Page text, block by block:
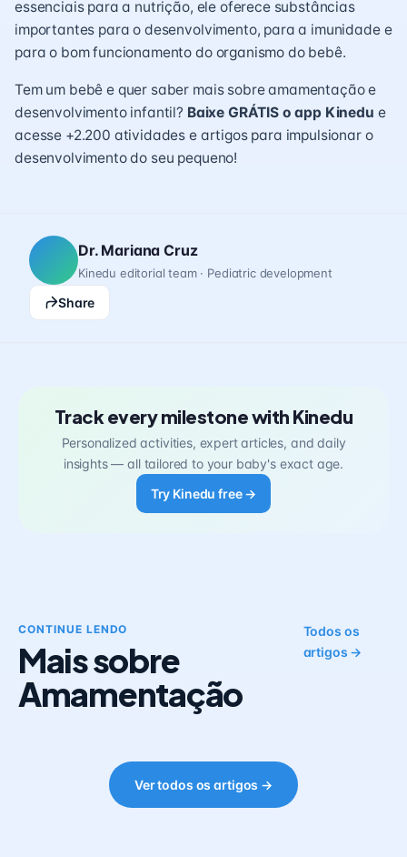
essenciais para a nutrição, ele oferece substâncias
importantes para o desenvolvimento, para a imunidade e
para o bom funcionamento do organismo do bebê.
Tem um bebê e quer saber mais sobre amamentação e
desenvolvimento infantil? Baixe GRÁTIS o app Kinedu e
acesse +2.200 atividades e artigos para impulsionar o
desenvolvimento do seu pequeno!
Dr. Mariana Cruz
Kinedu editorial team · Pediatric development
Share
Track every milestone with Kinedu
Personalized activities, expert articles, and daily
insights — all tailored to your baby's exact age.
Try Kinedu free →
CONTINUE LENDO
Mais sobre
Amamentação
Todos os
artigos →
Ver todos os artigos →